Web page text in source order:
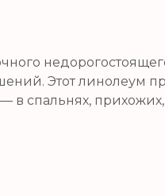
Этот линолеум
спальнях, прихожих,